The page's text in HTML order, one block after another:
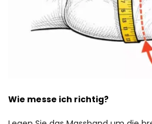
Wie messe ich richtig?